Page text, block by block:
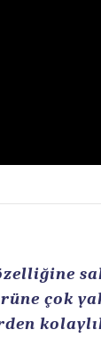
çok